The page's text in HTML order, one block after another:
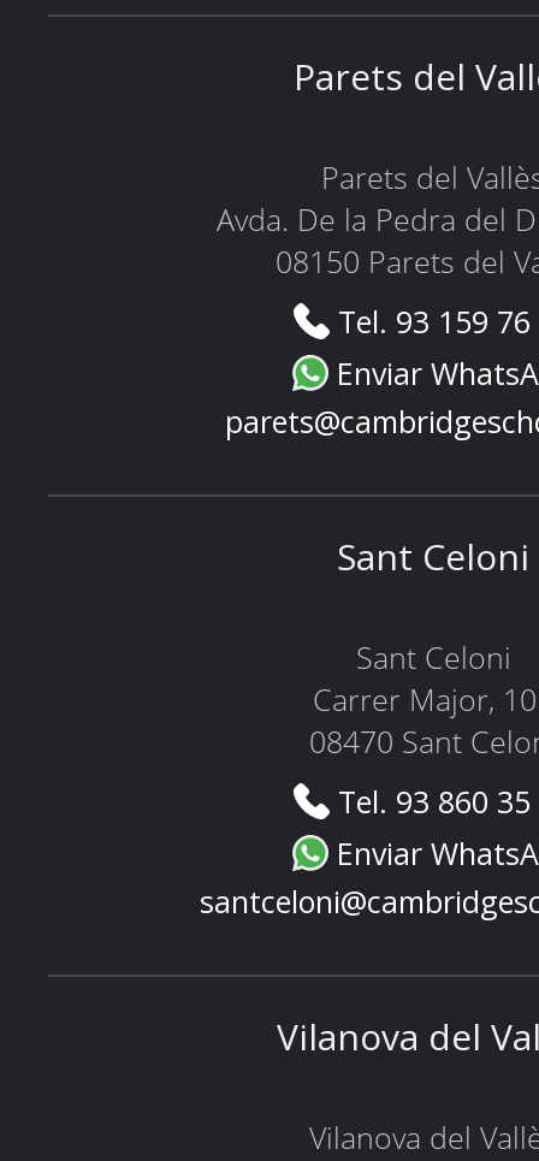
Parets del
Parets del
Avda. De la Pedra del
08150 Parets del
Tel. 93 159
Enviar
Sant Celoni
Sant Celoni
Carrer Major,
08470 Sant
Tel. 93 860
Enviar
Vilanova del
Vilanova del